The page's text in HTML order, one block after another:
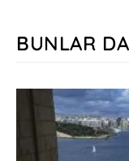
BUNLAR